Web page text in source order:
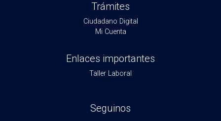
Trámites
Ciudadano Digital
Mi Cuenta
Enlaces importantes
Taller Laboral
Seguinos